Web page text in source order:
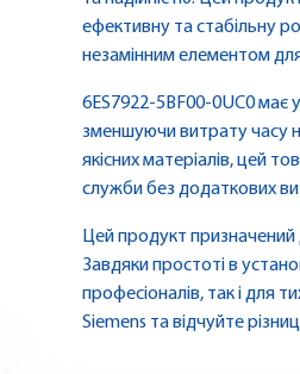
ефективну та стабільну
незамінним елементом
6ES7922-5BF00-0UC0 має
зменшуючи витрату часу
якісних матеріалів, цей
служби без додаткових
Цей продукт
Завдяки простоті в
професіоналів, так і для
Siemens та відчуйте